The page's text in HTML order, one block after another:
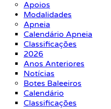
Apoios
Modalidades
Apneia
Calendário Apneia
Classificações
2026
Anos Anteriores
Notícias
Botes Baleeiros
Calendário
Classificações